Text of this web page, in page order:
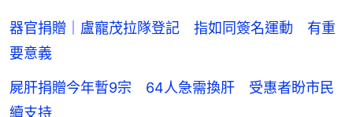
器官捐贈｜盧寵茂拉隊登記 指如同簽名運動 有重
要意義
屍肝捐贈今年暫9宗 64人急需換肝 受惠者盼市民
續支持